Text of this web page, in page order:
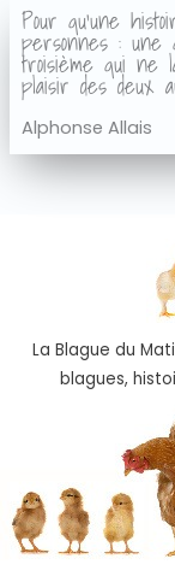
Pour qu'une
personnes : une
troisième qui ne
plaisir des deux
Alphonse Allais
La Blague du
blagues,